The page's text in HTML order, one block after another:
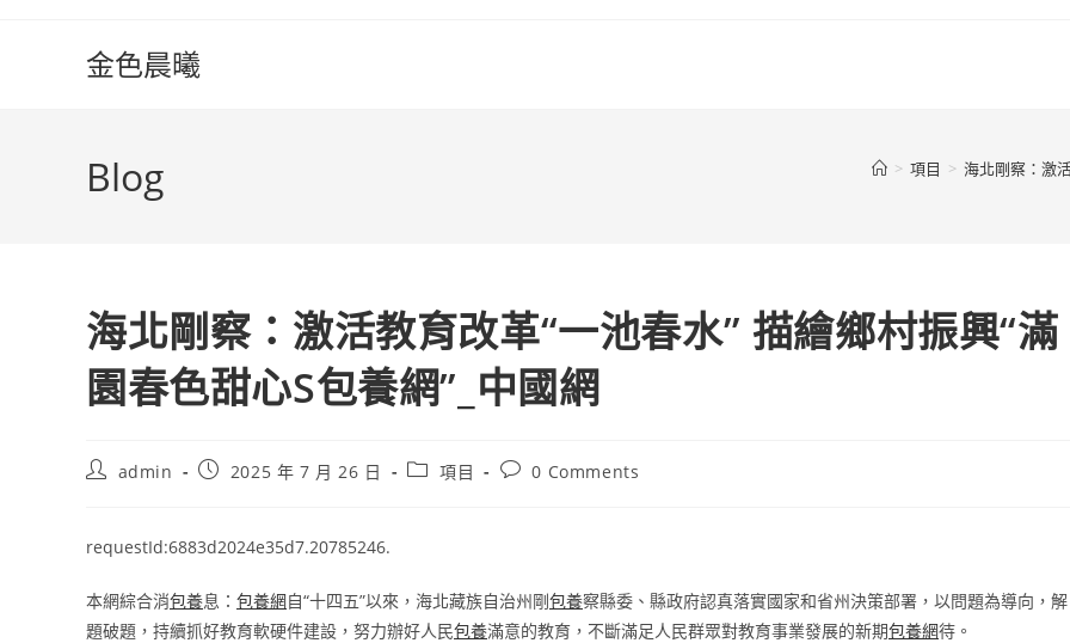
金色晨曦
Blog > 項目 > 海北剛察：激
海北剛察：激活教育改革“一池春水” 描繪鄉村振興“滿
園春色甜心S包養網”_中國網
Postadmin
Post2025 年 7 月 26 日
Post項目
Post0 Comments
requestId:6883d2024e35d7.20785246.
本網綜合消包養息： 包養網自“十四五”以來，海北藏族自治州剛包養察縣委、縣政府認真落實國家和省州決策部署，以問題為導向，解
題破題，持續抓好教育軟硬件建設，努力辦好人民包養滿意的教育，不斷滿足人民群眾對教育事業發展的新期包養網待。